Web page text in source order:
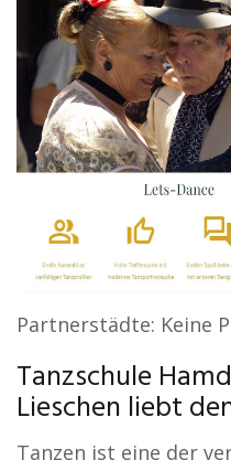
Partnerstädte: Keine
Tanzschule
Lieschen liebt
Tanzen ist eine der